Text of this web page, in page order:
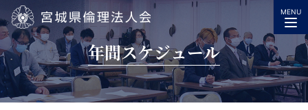
宮城県倫理法人会
MENU
年間スケジュール